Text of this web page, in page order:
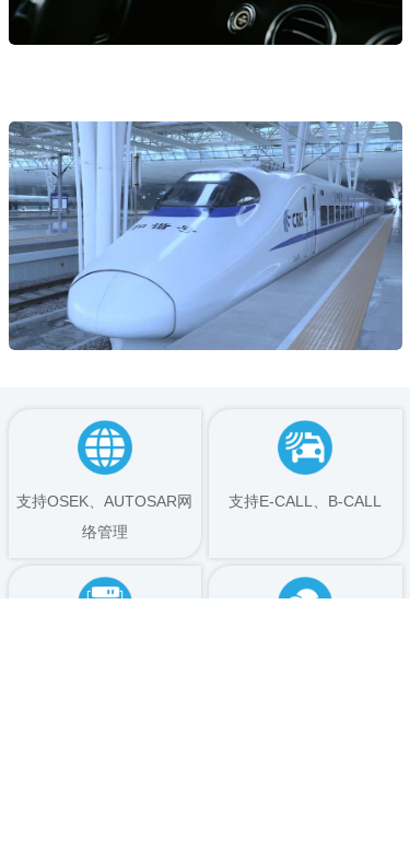
支持OSEK、AUTOSAR网
络管理
支持E-CALL、B-CALL